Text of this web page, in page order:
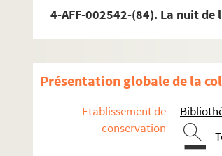
4-AFF-002542-(84). La nuit
Présentation globale de la
Etablissement de
conservation
4-AFF-002542-(67).
4-AFF-002542-(70).
4-AFF-002542-(72).
4-AFF-002542-(73). Le